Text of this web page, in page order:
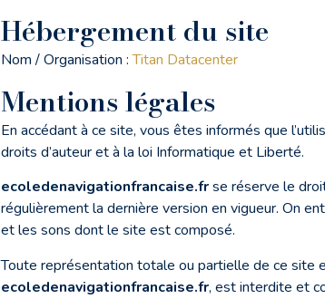
Hébergement du site
Nom / Organisation :Titan Datacenter
Mentions légales
En accédant à ce site, vous êtes informés que
droits d’auteur et à la loi Informatique et Liberté.
ecoledenavigationfrancaise.frse réserve le
régulièrement la dernière version en vigueur. On
et les sons dont le site est composé.
Toute représentation totale ou partielle de ce site
ecoledenavigationfrancaise.fr, est interdite et